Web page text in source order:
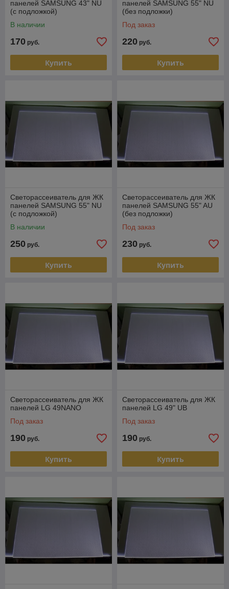
панелей SAMSUNG 43" NU
(с подложкой)
В наличии
170 руб.
Купить
панелей SAMSUNG 55" NU
(без подложки)
Под заказ
220 руб.
Купить
Светорассеиватель для ЖК
панелей SAMSUNG 55" NU
(с подложкой)
В наличии
250 руб.
Купить
Светорассеиватель для ЖК
панелей SAMSUNG 55" AU
(без подложки)
Под заказ
230 руб.
Купить
Светорассеиватель для ЖК
панелей LG 49NANO
Под заказ
190 руб.
Купить
Светорассеиватель для ЖК
панелей LG 49" UB
Под заказ
190 руб.
Купить